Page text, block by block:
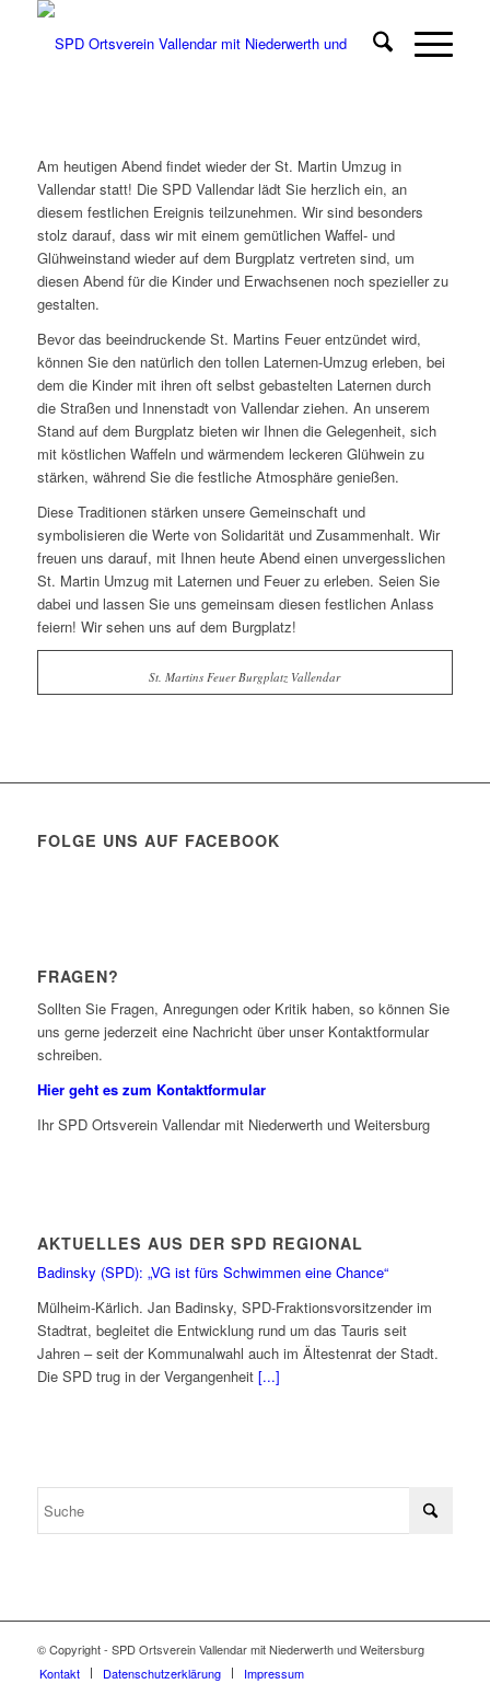
Am heutigen Abend findet wieder der St. Martin Umzug in
Vallendar statt! Die SPD Vallendar lädt Sie herzlich ein, an
diesem festlichen Ereignis teilzunehmen. Wir sind besonders
stolz darauf, dass wir mit einem gemütlichen Waffel- und
Glühweinstand wieder auf dem Burgplatz vertreten sind, um
diesen Abend für die Kinder und Erwachsenen noch spezieller zu
gestalten.
Bevor das beeindruckende St. Martins Feuer entzündet wird,
können Sie den natürlich den tollen Laternen-Umzug erleben, bei
dem die Kinder mit ihren oft selbst gebastelten Laternen durch
die Straßen und Innenstadt von Vallendar ziehen. An unserem
Stand auf dem Burgplatz bieten wir Ihnen die Gelegenheit, sich
mit köstlichen Waffeln und wärmendem leckeren Glühwein zu
stärken, während Sie die festliche Atmosphäre genießen.
Diese Traditionen stärken unsere Gemeinschaft und
symbolisieren die Werte von Solidarität und Zusammenhalt. Wir
freuen uns darauf, mit Ihnen heute Abend einen unvergesslichen
St. Martin Umzug mit Laternen und Feuer zu erleben. Seien Sie
dabei und lassen Sie uns gemeinsam diesen festlichen Anlass
feiern! Wir sehen uns auf dem Burgplatz!
St. Martins Feuer Burgplatz Vallendar
FOLGE UNS AUF FACEBOOK
FRAGEN?
Sollten Sie Fragen, Anregungen oder Kritik haben, so können Sie
uns gerne jederzeit eine Nachricht über unser Kontaktformular
schreiben.
Hier geht es zum Kontaktformular
Ihr SPD Ortsverein Vallendar mit Niederwerth und Weitersburg
AKTUELLES AUS DER SPD REGIONAL
Badinsky (SPD): „VG ist fürs Schwimmen eine Chance“
Mülheim-Kärlich. Jan Badinsky, SPD-Fraktionsvorsitzender im
Stadtrat, begleitet die Entwicklung rund um das Tauris seit
Jahren – seit der Kommunalwahl auch im Ältestenrat der Stadt.
Die SPD trug in der Vergangenheit [...]
© Copyright - SPD Ortsverein Vallendar mit Niederwerth und Weitersburg
Kontakt
Datenschutzerklärung Impressum